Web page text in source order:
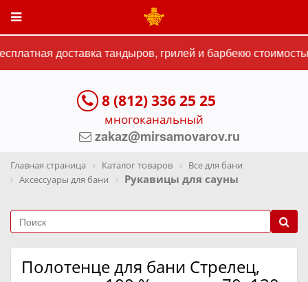
доставка тандыров, грилей и барбекю
8 (812) 336 25 25
многоканальный
zakaz@mirsamovarov.ru
Главная страница Каталог товаров
Все для бани
Аксессуары для бани
Рукавицы для сауны
Полотенце для бани Стрелец,